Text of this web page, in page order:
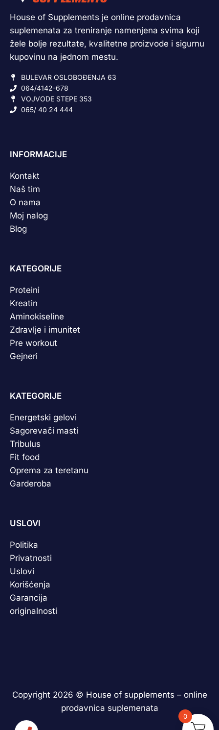
House of Supplements je online prodavnica
suplemenata za treniranje namenjena svima koji
žele bolje rezultate, kvalitetne proizvode i sigurnu
kupovinu na jednom mestu.
BULEVAR OSLOBOĐENJA 63
064/4142-678
VOJVODE STEPE 353
065/ 40 24 444
INFORMACIJE
Kontakt
Naš tim
O nama
Moj nalog
Blog
KATEGORIJE
Proteini
Kreatin
Aminokiseline
Zdravlje i imunitet
Pre workout
Gejneri
KATEGORIJE
Energetski gelovi
Sagorevači masti
Tribulus
Fit food
Oprema za teretanu
Garderoba
USLOVI
Politika
Privatnosti
Uslovi
Korišćenja
Garancija
originalnosti
Copyright 2026 © House of supplements – online
prodavnica suplemenata
0